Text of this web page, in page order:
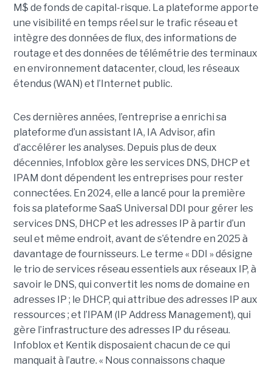
M$ de fonds de capital-risque. La plateforme apporte
une visibilité en temps réel sur le trafic réseau et
intègre des données de flux, des informations de
routage et des données de télémétrie des terminaux
en environnement datacenter, cloud, les réseaux
étendus (WAN) et l’Internet public.
Ces dernières années, l’entreprise a enrichi sa
plateforme d’un assistant IA, IA Advisor, afin
d’accélérer les analyses. Depuis plus de deux
décennies, Infoblox gère les services DNS, DHCP et
IPAM dont dépendent les entreprises pour rester
connectées. En 2024, elle a lancé pour la première
fois sa plateforme SaaS Universal DDI pour gérer les
services DNS, DHCP et les adresses IP à partir d’un
seul et même endroit, avant de s’étendre en 2025 à
davantage de fournisseurs. Le terme « DDI » désigne
le trio de services réseau essentiels aux réseaux IP, à
savoir le DNS, qui convertit les noms de domaine en
adresses IP ; le DHCP, qui attribue des adresses IP aux
ressources ; et l’IPAM (IP Address Management), qui
gère l’infrastructure des adresses IP du réseau.
Infoblox et Kentik disposaient chacun de ce qui
manquait à l’autre. « Nous connaissons chaque